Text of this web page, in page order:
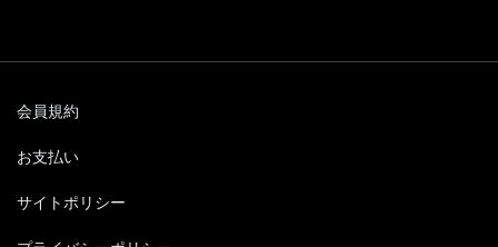
会員規約
お支払い
サイトポリシー